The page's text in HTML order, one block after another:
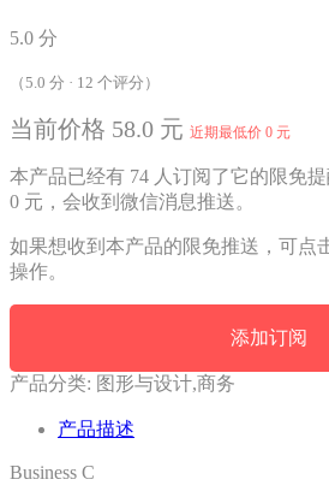
5.0 分
（5.0 分 · 12 个评分）
当前价格 58.0 元 近期最低价 0 元
本产品已经有 74 人订阅了它的限免
0 元，会收到微信消息推送。
如果想收到本产品的限免推送，可点
操作。
添加订阅
产品分类: 图形与设计,商务
产品描述
Business C